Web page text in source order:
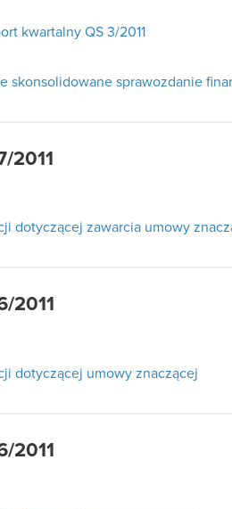
kwartalny QS 3/2011
skonsolidowane sprawozdanie
2011
dotyczącej zawarcia umowy
2011
dotyczącej umowy znaczącej
2011